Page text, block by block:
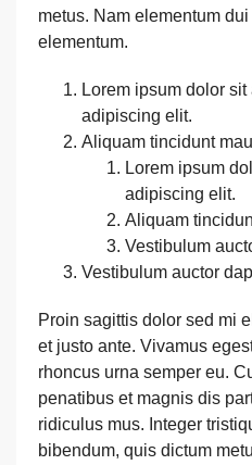
metus. Nam elementum
elementum.
Lorem ipsum dolor
adipiscing elit.
Aliquam tincidunt
Lorem ipsum
adipiscing elit.
Aliquam
Vestibulum
Vestibulum auctor
Proin sagittis dolor sed mi
et justo ante. Vivamus
rhoncus urna semper eu.
penatibus et magnis dis
ridiculus mus. Integer
bibendum, quis dictum